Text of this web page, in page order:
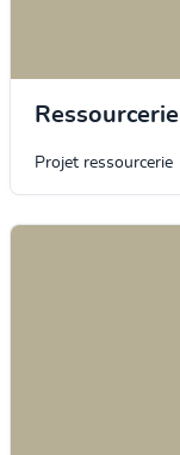
Ressourcerie
Projet ressourcerie